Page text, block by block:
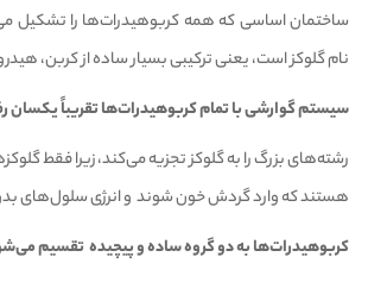
ساختمان اساسی که همه کربوهیدرات‌ها را تشکیل
نام گلوکز است، یعنی ترکیبی بسیار ساده از کربن،
سیستم گوارشی با تمام کربوهیدرات‌ها تقریباً یکسان
رشته‌های بزرگ را به گلوکز تجزیه می‌کند، زیرا فقط
هستند که وارد گردش خون شوند و انرژی سلول‌های بدن
کربوهیدرات‌ها به دو گروه ساده و پیچیده تقسیم